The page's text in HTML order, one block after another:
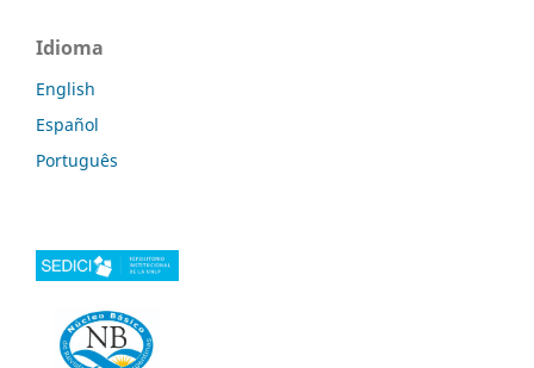
Idioma
English
Español
Português